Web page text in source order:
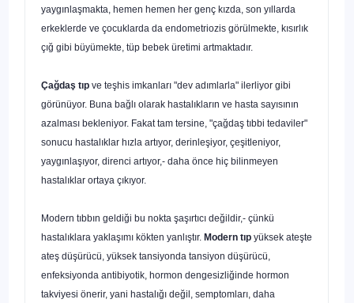
yaygınlaşmakta, hemen hemen her genç kızda, son yıllarda
erkeklerde ve çocuklarda da endometriozis görülmekte, kısırlık
çığ gibi büyümekte, tüp bebek üretimi artmaktadır.
Çağdaş tıp ve teşhis imkanları "dev adımlarla" ilerliyor gibi
görünüyor. Buna bağlı olarak hastalıkların ve hasta sayısının
azalması bekleniyor. Fa­kat tam tersine, "çağdaş tıbbi tedaviler"
sonucu hastalıklar hızla artıyor, de­rinleşiyor, çeşitleniyor,
yaygınlaşıyor, direnci artıyor,- daha önce hiç bilinmeyen
hastalıklar ortaya çıkıyor.
Modern tıbbın geldiği bu nokta şaşırtıcı değildir,- çünkü
hastalıklara yaklaşımı kökten yanlıştır. Modern tıp yüksek ateşte
ateş düşürücü, yüksek tansiyonda tansiyon düşürücü,
enfeksiyonda antibiyotik, hormon dengesizliğinde hormon
takviyesi önerir, yani hastalığı değil, semptomları, daha